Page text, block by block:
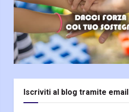
Iscriviti al blog tramite email